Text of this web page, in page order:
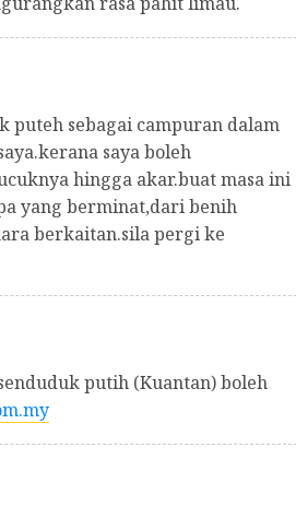
puteh sebagai campuran dalam
saya boleh
hingga akar.buat masa ini
yang berminat,dari benih
berkaitan.sila pergi ke
putih (Kuantan) boleh